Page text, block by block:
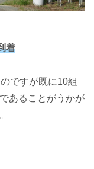
着
ですが既に10組
あることがうかが